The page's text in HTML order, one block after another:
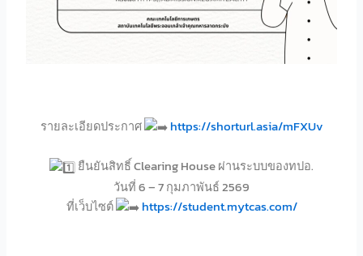
รายละเอียดประกาศ https://shorturl.asia/mFXUv
ยืนยันสิทธิ์ Clearing House ผ่านระบบของทปอ.
วันที่ 6 – 7 กุมภาพันธ์ 2569
ที่เว็บไซต์
https://student.mytcas.com/